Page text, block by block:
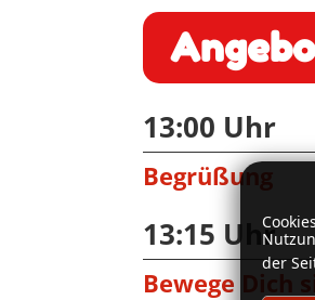
13:00 Uhr
Begrüßung
13:15 Uhr
Bewege Dich
der